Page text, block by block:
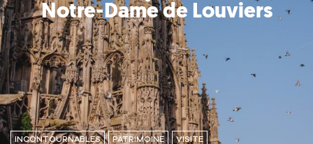
Notre-Dame de Louviers
INCONTOURNABLES PATRIMOINE VISITE